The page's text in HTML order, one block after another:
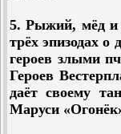
5. Рыжий, мёд и
трёх эпизодах
героев злыми
Героев
даёт своему
Маруси